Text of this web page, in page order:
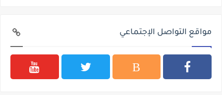
مواقع التواصل الإجتماعي